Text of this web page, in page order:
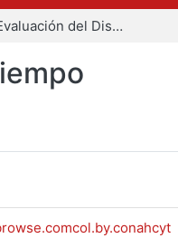
Libros - Evaluación del Diseño en el Tiempo